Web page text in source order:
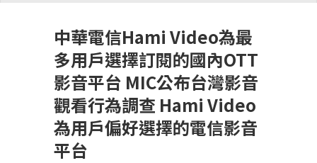
中華電信Hami Video為最
多用戶選擇訂閱的國內OTT
影音平台 MIC公布台灣影音
觀看行為調查 Hami Video
為用戶偏好選擇的電信影音
平台